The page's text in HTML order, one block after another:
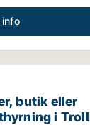
info
Linné
eller
butik eller
i